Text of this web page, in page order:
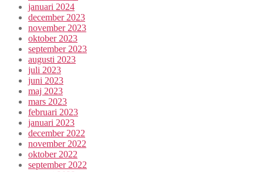
januari 2024
december 2023
november 2023
oktober 2023
september 2023
augusti 2023
juli 2023
juni 2023
maj 2023
mars 2023
februari 2023
januari 2023
december 2022
november 2022
oktober 2022
september 2022